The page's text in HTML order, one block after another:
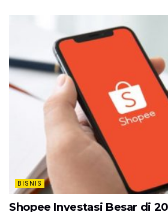
BISNIS
Shopee Investasi Besar di